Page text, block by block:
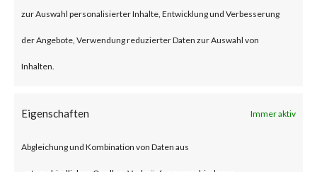
zur Auswahl personalisierter Inhalte, Entwicklung und Verbesserung
der Angebote, Verwendung reduzierter Daten zur Auswahl von
Inhalten.
Eigenschaften Immer aktiv
Abgleichung und Kombination von Daten aus
commonly used in the diamond
industry, which classifies the
attack as a supply-chain
Fantasy wiper is a destructive
malware that overwrites and